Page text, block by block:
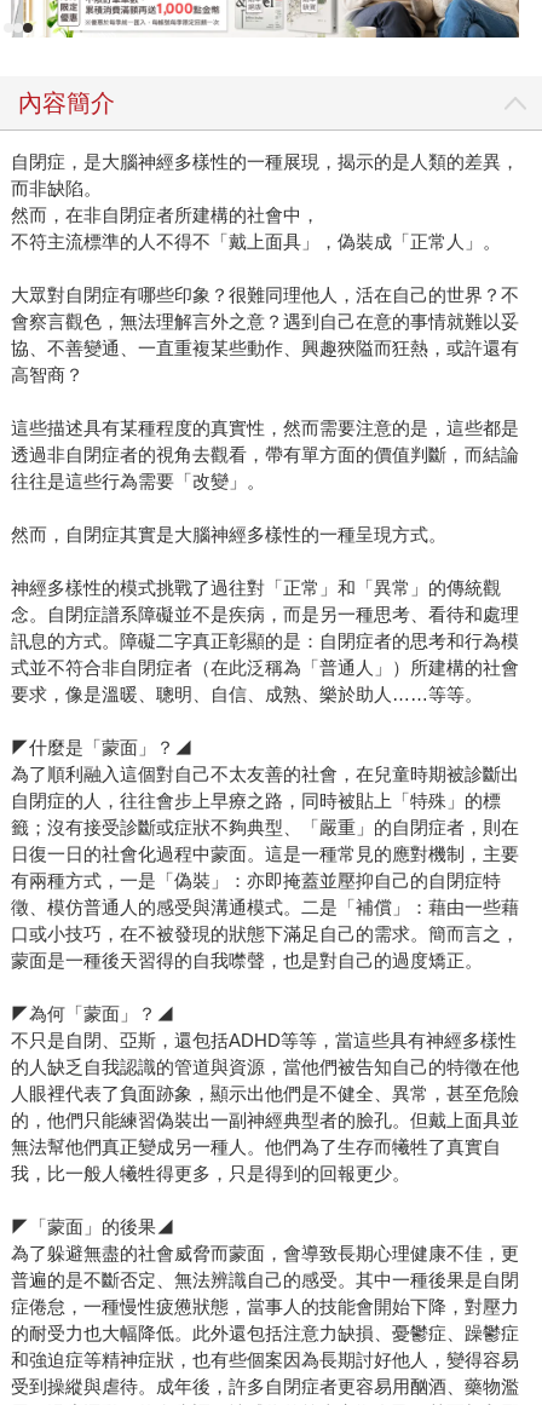
內容簡介
自閉症，是大腦神經多樣性的一種展現，揭示的是人類的差異，
而非缺陷。
然而，在非自閉症者所建構的社會中，
不符主流標準的人不得不「戴上面具」，偽裝成「正常人」。
大眾對自閉症有哪些印象？很難同理他人，活在自己的世界？不
會察言觀色，無法理解言外之意？遇到自己在意的事情就難以妥
協、不善變通、一直重複某些動作、興趣狹隘而狂熱，或許還有
高智商？
這些描述具有某種程度的真實性，然而需要注意的是，這些都是
透過非自閉症者的視角去觀看，帶有單方面的價值判斷，而結論
往往是這些行為需要「改變」。
然而，自閉症其實是大腦神經多樣性的一種呈現方式。
神經多樣性的模式挑戰了過往對「正常」和「異常」的傳統觀
念。自閉症譜系障礙並不是疾病，而是另一種思考、看待和處理
訊息的方式。障礙二字真正彰顯的是：自閉症者的思考和行為模
式並不符合非自閉症者（在此泛稱為「普通人」）所建構的社會
要求，像是溫暖、聰明、自信、成熟、樂於助人……等等。
◤什麼是「蒙面」？◢
為了順利融入這個對自己不太友善的社會，在兒童時期被診斷出
自閉症的人，往往會步上早療之路，同時被貼上「特殊」的標
籤；沒有接受診斷或症狀不夠典型、「嚴重」的自閉症者，則在
日復一日的社會化過程中蒙面。這是一種常見的應對機制，主要
有兩種方式，一是「偽裝」：亦即掩蓋並壓抑自己的自閉症特
徵、模仿普通人的感受與溝通模式。二是「補償」：藉由一些藉
口或小技巧，在不被發現的狀態下滿足自己的需求。簡而言之，
蒙面是一種後天習得的自我噤聲，也是對自己的過度矯正。
◤為何「蒙面」？◢
不只是自閉、亞斯，還包括ADHD等等，當這些具有神經多樣性
的人缺乏自我認識的管道與資源，當他們被告知自己的特徵在他
人眼裡代表了負面跡象，顯示出他們是不健全、異常，甚至危險
的，他們只能練習偽裝出一副神經典型者的臉孔。但戴上面具並
無法幫他們真正變成另一種人。他們為了生存而犧牲了真實自
我，比一般人犧牲得更多，只是得到的回報更少。
◤「蒙面」的後果◢
為了躲避無盡的社會威脅而蒙面，會導致長期心理健康不佳，更
普遍的是不斷否定、無法辨識自己的感受。其中一種後果是自閉
症倦怠，一種慢性疲憊狀態，當事人的技能會開始下降，對壓力
的耐受力也大幅降低。此外還包括注意力缺損、憂鬱症、躁鬱症
和強迫症等精神症狀，也有些個案因為長期討好他人，變得容易
受到操縱與虐待。成年後，許多自閉症者更容易用酗酒、藥物濫